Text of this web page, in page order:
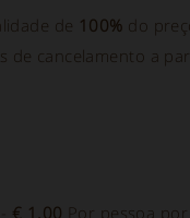
de 100% do
de cancelamento a
€ 1.00 Por pessoa